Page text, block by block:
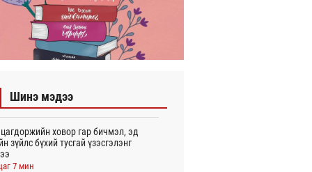
Шинэ мэдээ
ховор гар бичмэл, эд
зүйлс бүхий тусгай үзэсгэлэнг
7 мин